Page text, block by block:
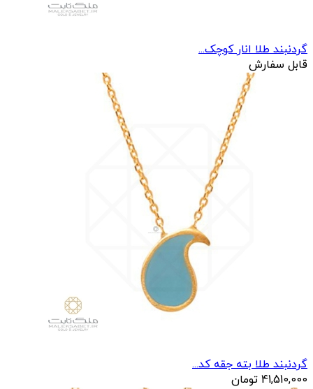
گردنبند طلا انار کوچک...
قابل سفارش
گردنبند طلا بته جقه کد...
41,510,000 تومان